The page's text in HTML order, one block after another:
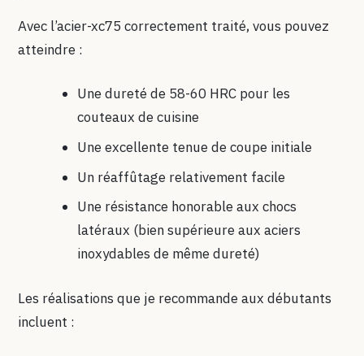
Avec l’acier-xc75 correctement traité, vous pouvez
atteindre :
Une dureté de 58-60 HRC pour les
couteaux de cuisine
Une excellente tenue de coupe initiale
Un réaffûtage relativement facile
Une résistance honorable aux chocs
latéraux (bien supérieure aux aciers
inoxydables de même dureté)
Les réalisations que je recommande aux débutants
incluent :